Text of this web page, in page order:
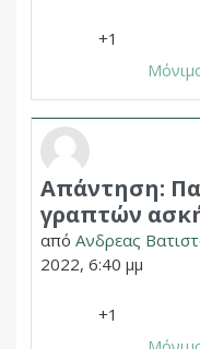
+1
Σε απάντηση σε
Απάντηση:
γραπτών
από Ανδρεας
2022, 6:40 μμ
+1